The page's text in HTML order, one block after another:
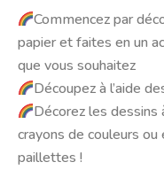
Commencez par
papier et faites en un
que vous souhaitez
Découpez à l’aide
Décorez les dessins
crayons de couleurs
paillettes !